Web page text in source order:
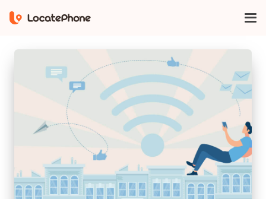
Maison Recherche inversée